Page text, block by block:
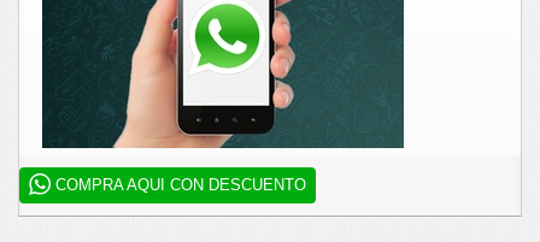
COMPRA AQUI CON DESCUENTO